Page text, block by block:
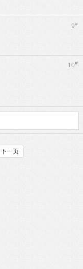
9#
10#
下一页